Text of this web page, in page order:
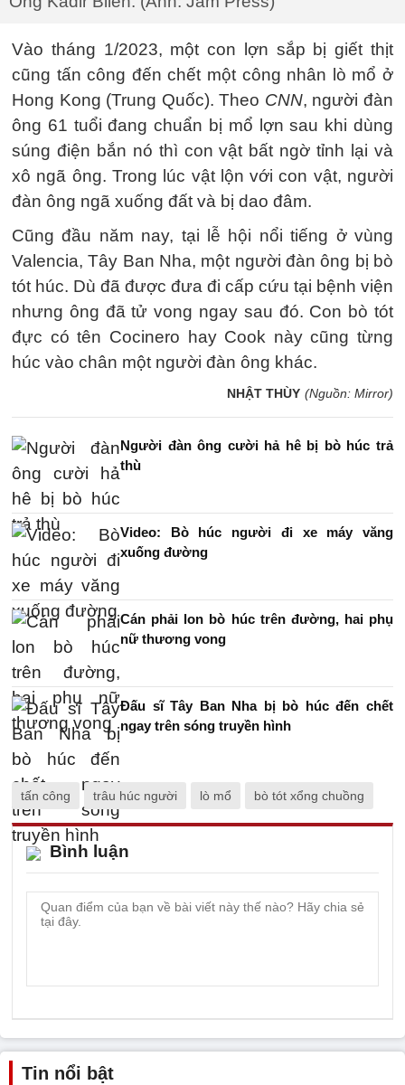
Vào tháng 1/2023, một con lợn sắp bị giết thịt
cũng tấn công đến chết một công nhân lò mổ ở
Hong Kong (Trung Quốc). Theo CNN, người đàn
ông 61 tuổi đang chuẩn bị mổ lợn sau khi dùng
súng điện bắn nó thì con vật bất ngờ tỉnh lại và
xô ngã ông. Trong lúc vật lộn với con vật, người
đàn ông ngã xuống đất và bị dao đâm.
Cũng đầu năm nay, tại lễ hội nổi tiếng ở vùng
Valencia, Tây Ban Nha, một người đàn ông bị bò
tót húc. Dù đã được đưa đi cấp cứu tại bệnh viện
nhưng ông đã tử vong ngay sau đó. Con bò tót
đực có tên Cocinero hay Cook này cũng từng
húc vào chân một người đàn ông khác.
NHẬT THÙY (Nguồn: Mirror)
Người đàn ông cười hả hê bị bò húc trả
thù
Video: Bò húc người đi xe máy văng
xuống đường
Cán phải lon bò húc trên đường, hai phụ
nữ thương vong
Đấu sĩ Tây Ban Nha bị bò húc đến chết
ngay trên sóng truyền hình
tấn công trâu húc người lò mổ bò tót xổng chuồng
Bình luận
Tin nổi bật